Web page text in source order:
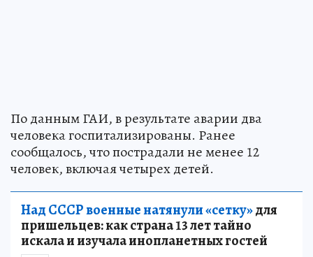
По данным ГАИ, в результате аварии два
человека госпитализированы. Ранее
сообщалось, что пострадали не менее 12
человек, включая четырех детей.
Над СССР военные натянули «сетку»для
пришельцев: как страна 13 лет тайно
искала и изучала инопланетных гостей